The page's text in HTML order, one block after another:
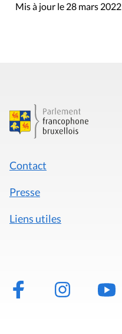
Mis à jour le 28 mars 2022
Contact
Presse
Liens utiles